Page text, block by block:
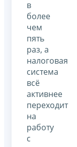
в
более
чем
пять
раз, а
налоговая
система
всё
активнее
переходит
на
работу
с